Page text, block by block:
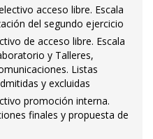
acceso libre. Escala
del segundo ejercicio
de acceso libre. Escala
y Talleres,
Listas
y excluidas
promoción interna.
finales y propuesta de